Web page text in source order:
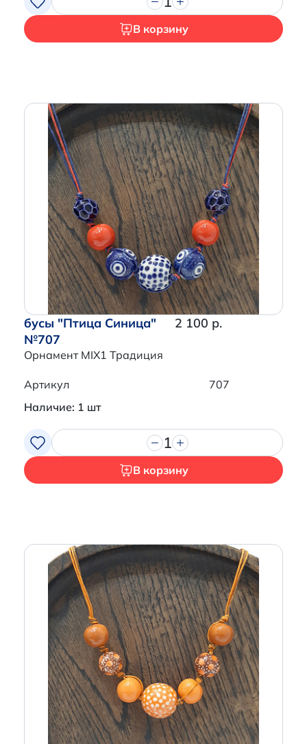
В корзину
бусы "Птица Синица"
№707
Орнамент MIX1 Традиция
2 100 р.
Артикул
707
Наличие: 1 шт
1
В корзину